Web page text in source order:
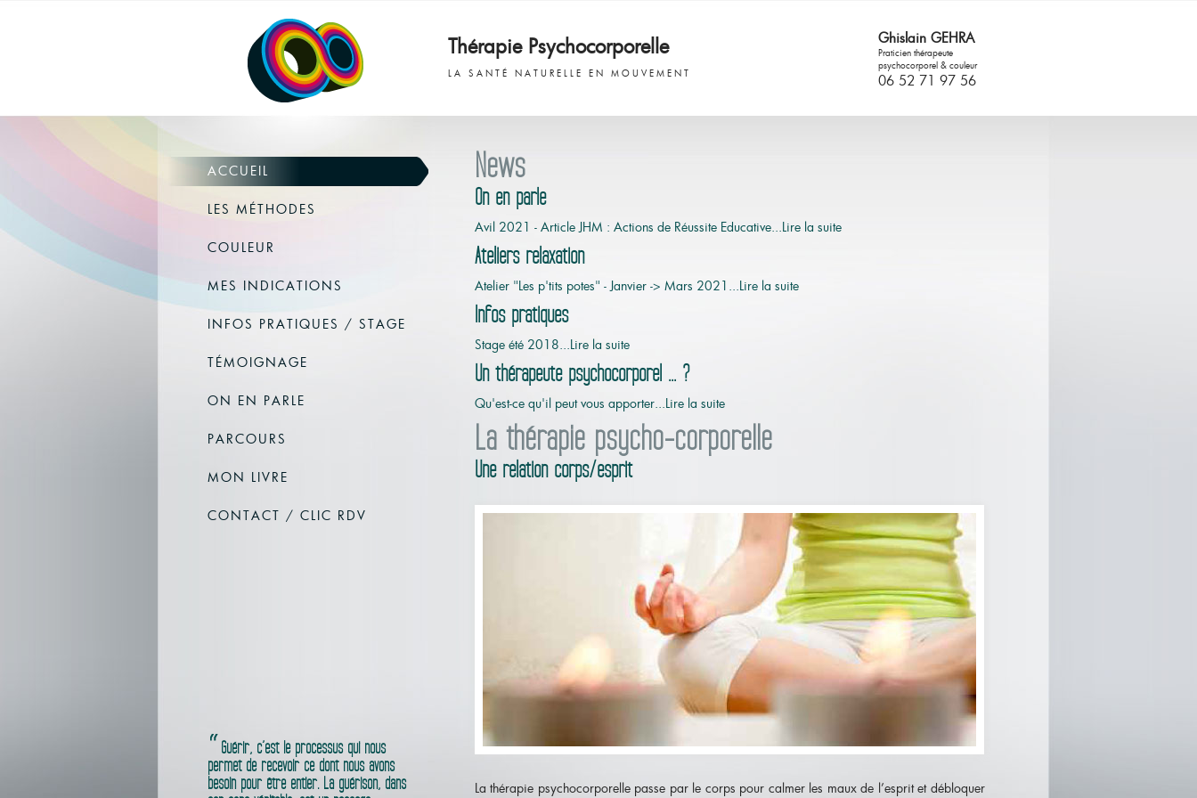
Thérapie Psychocorporelle
LA SANTÉ NATURELLE EN MOUVEMENT
Ghislain GEHRA
Praticien thérapeute
psychocorporel & couleur
06 52 71 97 56
News
On en parle
Avil 2021 - Article JHM : Actions de Réussite Educative...Lire la suite
Ateliers relaxation
Atelier "Les p'tits potes" - Janvier -> Mars 2021...Lire la suite
Infos pratiques
Stage été 2018...Lire la suite
Un thérapeute psychocorporel ... ?
Qu'est-ce qu'il peut vous apporter...Lire la suite
La thérapie psycho-corporelle
Une relation corps/esprit
La thérapie psychocorporelle passe par le corps pour calmer les maux de l’esprit et débloquer
ACCUEIL
LES MÉTHODES
COULEUR
MES INDICATIONS
INFOS PRATIQUES / STAGE
TÉMOIGNAGE
ON EN PARLE
PARCOURS
MON LIVRE
CONTACT / CLIC RDV
Guérir, c’est le processus qui nous
permet de recevoir ce dont nous avons
besoin pour être entier. La guérison, dans